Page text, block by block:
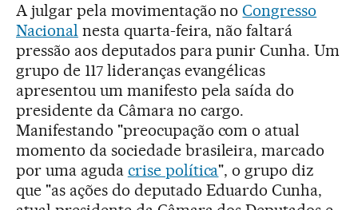
A julgar pela movimentação noCongresso
Nacional nesta quarta-feira, não faltará
pressão aos deputados para punir Cunha. Um
grupo de 117 lideranças evangélicas
apresentou um manifesto pela saída do
presidente da Câmara no cargo.
Manifestando "preocupação com o atual
momento da sociedade brasileira, marcado
por uma aguda crise política", o grupo diz
que "as ações do deputado Eduardo Cunha,